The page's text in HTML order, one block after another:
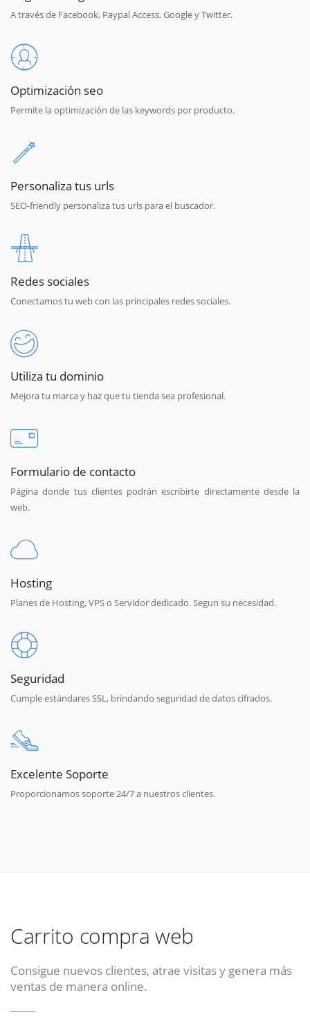
A través de Facebook, Paypal Access, Google y Twitter.
Optimización seo
Permite la optimización de las keywords por producto.
Personaliza tus urls
SEO-friendly personaliza tus urls para el buscador.
Redes sociales
Conectamos tu web con las principales redes sociales.
Utiliza tu dominio
Mejora tu marca y haz que tu tienda sea profesional.
Formulario de contacto
Página donde tus clientes podrán escribirte directamente desde la
web.
Hosting
Planes de Hosting, VPS o Servidor dedicado. Segun su necesidad.
Seguridad
Cumple estándares SSL, brindando seguridad de datos cifrados.
Excelente Soporte
Proporcionamos soporte 24/7 a nuestros clientes.
Carrito compra web
Consigue nuevos clientes, atrae visitas y genera más
ventas de manera online.